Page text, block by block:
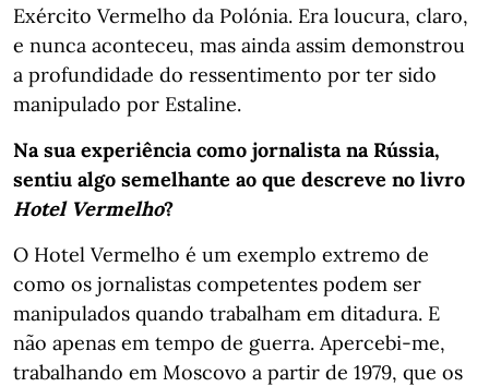
Exército Vermelho da Polónia. Era loucura, claro,
e nunca aconteceu, mas ainda assim demonstrou
a profundidade do ressentimento por ter sido
manipulado por Estaline.
Na sua experiência como jornalista na Rússia,
sentiu algo semelhante ao que descreve no livro
Hotel Vermelho?
O Hotel Vermelho é um exemplo extremo de
como os jornalistas competentes podem ser
manipulados quando trabalham em ditadura. E
não apenas em tempo de guerra. Apercebi-me,
trabalhando em Moscovo a partir de 1979, que os